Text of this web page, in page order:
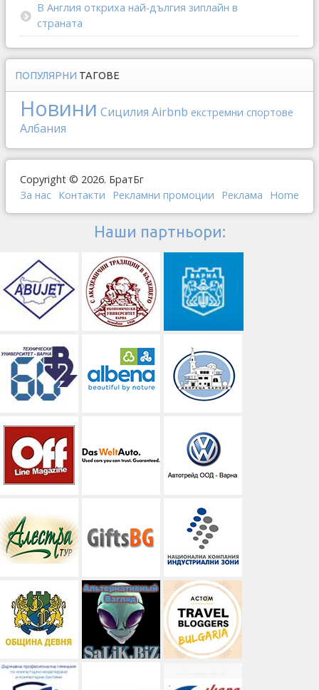
В Англия откриха най-дългия зиплайн в
страната
ПОПУЛЯРНИ ТАГОВЕ
Новини Сицилия Airbnb екстремни спортове
Албания
Copyright © 2026. БратБг
За нас Контакти Рекламни промоции Реклама Home
Наши партньори: